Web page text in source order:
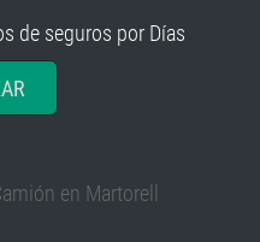
de seguros por Días